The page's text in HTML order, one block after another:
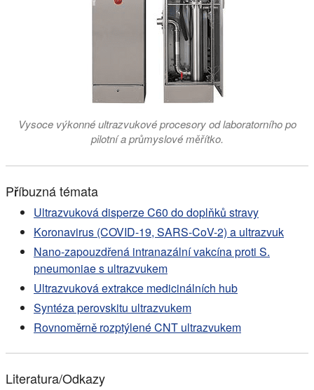
Vysoce výkonné ultrazvukové procesory od laboratorního po
pilotní a průmyslové měřítko.
Příbuzná témata
Ultrazvuková disperze C60 do doplňků stravy
Koronavirus (COVID-19, SARS-CoV-2) a ultrazvuk
Nano-zapouzdřená intranazální vakcína proti S.
pneumoniae s ultrazvukem
Ultrazvuková extrakce medicinálních hub
Syntéza perovskitu ultrazvukem
Rovnoměrně rozptýlené CNT ultrazvukem
Literatura/Odkazy